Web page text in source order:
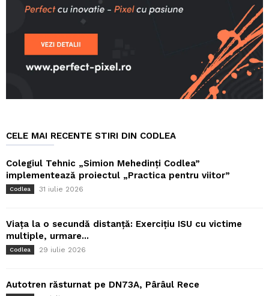
CELE MAI RECENTE STIRI DIN CODLEA
Colegiul Tehnic „Simion Mehedinți Codlea”
implementează proiectul „Practica pentru viitor”
Codlea 31 iulie 2026
Viața la o secundă distanță: Exercițiu ISU cu victime
multiple, urmare...
Codlea 29 iulie 2026
Autotren răsturnat pe DN73A, Pârâul Rece